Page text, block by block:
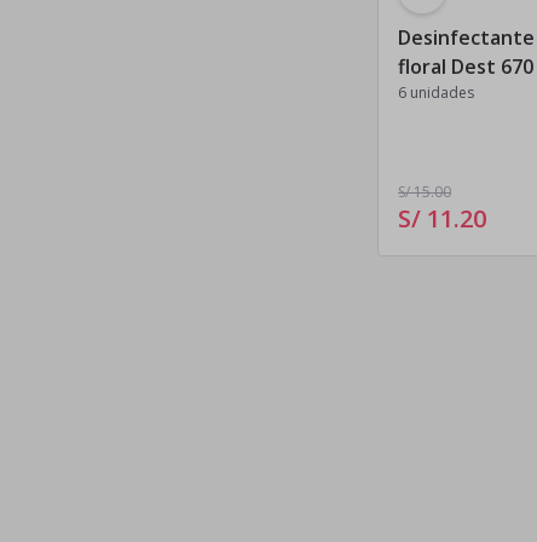
floral Dest 670
6 unidades
S/ 15.00
S/ 11.20